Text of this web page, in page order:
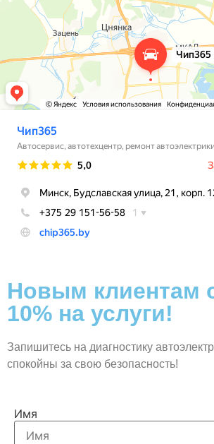
Новым клиентам
10% на услуги!
Запишитесь на диагностику
спокойны за свою безопасность!
на
Заявка
Телефон
Имя